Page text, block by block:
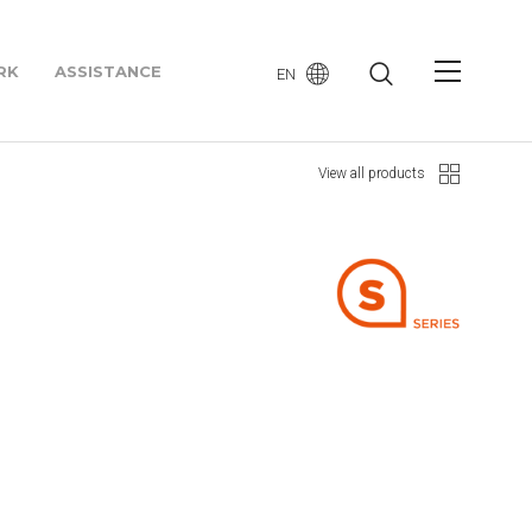
ASSISTANCE EN
View all products